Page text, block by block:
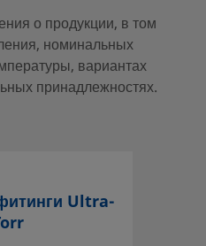
о продукции, в том
номинальных
вариантах
принадлежностях.
Ultra-